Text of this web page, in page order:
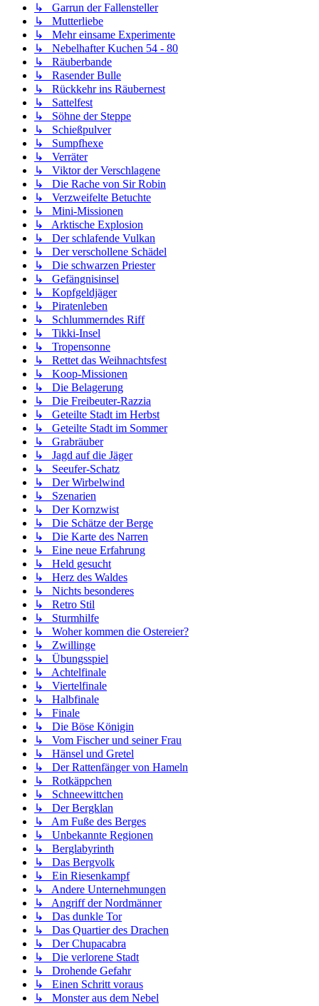
↳ Garrun der Fallensteller
↳ Mutterliebe
↳ Mehr einsame Experimente
↳ Nebelhafter Kuchen 54 - 80
↳ Räuberbande
↳ Rasender Bulle
↳ Rückkehr ins Räubernest
↳ Sattelfest
↳ Söhne der Steppe
↳ Schießpulver
↳ Sumpfhexe
↳ Verräter
↳ Viktor der Verschlagene
↳ Die Rache von Sir Robin
↳ Verzweifelte Betuchte
↳ Mini-Missionen
↳ Arktische Explosion
↳ Der schlafende Vulkan
↳ Der verschollene Schädel
↳ Die schwarzen Priester
↳ Gefängnisinsel
↳ Kopfgeldjäger
↳ Piratenleben
↳ Schlummerndes Riff
↳ Tikki-Insel
↳ Tropensonne
↳ Rettet das Weihnachtsfest
↳ Koop-Missionen
↳ Die Belagerung
↳ Die Freibeuter-Razzia
↳ Geteilte Stadt im Herbst
↳ Geteilte Stadt im Sommer
↳ Grabräuber
↳ Jagd auf die Jäger
↳ Seeufer-Schatz
↳ Der Wirbelwind
↳ Szenarien
↳ Der Kornzwist
↳ Die Schätze der Berge
↳ Die Karte des Narren
↳ Eine neue Erfahrung
↳ Held gesucht
↳ Herz des Waldes
↳ Nichts besonderes
↳ Retro Stil
↳ Sturmhilfe
↳ Woher kommen die Ostereier?
↳ Zwillinge
↳ Übungsspiel
↳ Achtelfinale
↳ Viertelfinale
↳ Halbfinale
↳ Finale
↳ Die Böse Königin
↳ Vom Fischer und seiner Frau
↳ Hänsel und Gretel
↳ Der Rattenfänger von Hameln
↳ Rotkäppchen
↳ Schneewittchen
↳ Der Bergklan
↳ Am Fuße des Berges
↳ Unbekannte Regionen
↳ Berglabyrinth
↳ Das Bergvolk
↳ Ein Riesenkampf
↳ Andere Unternehmungen
↳ Angriff der Nordmänner
↳ Das dunkle Tor
↳ Das Quartier des Drachen
↳ Der Chupacabra
↳ Die verlorene Stadt
↳ Drohende Gefahr
↳ Einen Schritt voraus
↳ Monster aus dem Nebel